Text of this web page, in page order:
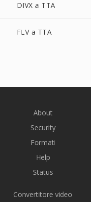
DIVX a TTA
FLV a TTA
About
Security
Formati
Help
Status
Convertitore video